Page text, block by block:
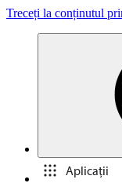
Treceți la conținutul
Aplicații